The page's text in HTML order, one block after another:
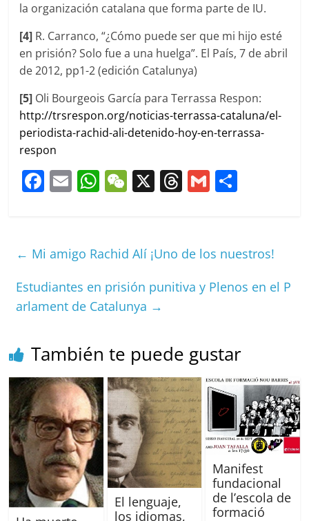
la organización catalana que forma parte de IU.
[4] R. Carranco, “¿Cómo puede ser que mi hijo esté
en prisión? Solo fue a una huelga”. El País, 7 de abril
de 2012, pp1-2 (edición Catalunya)
[5] Oli Bourgeois García para Terrassa Respon:
http://trsrespon.org/noticias-terrassa-cataluna/el-
periodista-rachid-ali-detenido-hoy-en-terrassa-
respon
F
e
o
o
E
l
W
s
p
p
W
h
X T
a
s
G
l p
tir
← Mi amigo Rachid Alí ¡Uno de los nuestros!
Estudiantes en prisión punitiva y Plenos en el P
arlament de Catalunya →
También te puede gustar
El lenguaje,
los idiomas,
Manifest
fundacional
de l’escola de
formació